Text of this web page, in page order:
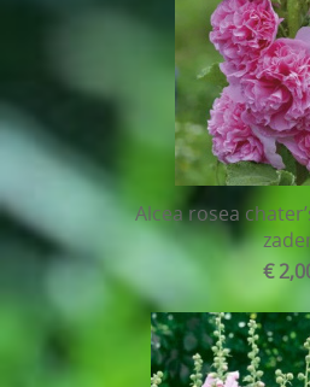
Alcea rosea
€